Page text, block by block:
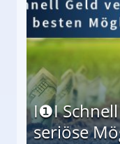
I❶I
seriöse